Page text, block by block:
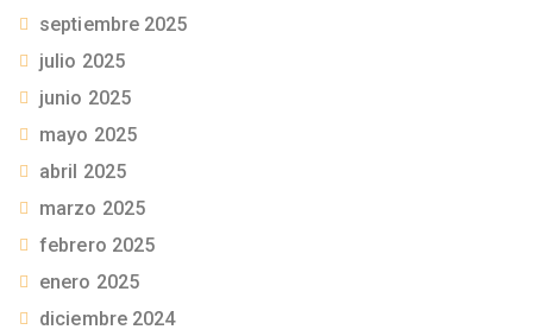
septiembre 2025
julio 2025
junio 2025
mayo 2025
abril 2025
marzo 2025
febrero 2025
enero 2025
diciembre 2024